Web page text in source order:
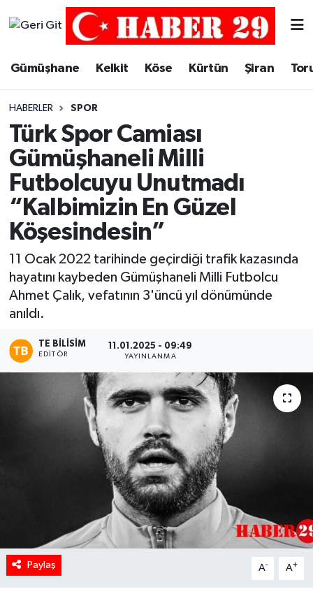
Gümüşhane Kelkit Köse Kürtün Şiran
HABERLER SPOR
Türk Spor Camiası
Gümüşhaneli Milli
Futbolcuyu Unutmadı
“Kalbimizin En Güzel
Köşesindesin”
11 Ocak 2022 tarihinde geçirdiği trafik kazasında
hayatını kaybeden Gümüşhaneli Milli Futbolcu
Ahmet Çalık, vefatının 3'üncü yıl dönümünde
anıldı.
TE BILISIM
EDITÖR
11.01.2025 - 09:49
YAYINLANMA
Paylaş A- A+
Merkez Trafik Yoğunluk Haritası
Süper Lig Puan Durumu ve Fikstür
Tüm Manşetler
Son Dakika Haberleri
Haber Arşivi